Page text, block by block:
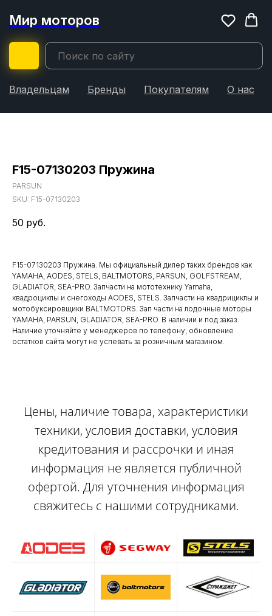
Мир моторов
Владельцам Бренды Покупателям О нас
F15-07130203 Пружина
PARSUN
SKU: F15-07130203
50 руб.
F15-07130203 Пружина. Мы официальный дилер таких брендов как
YAMAHA, AODES, STELS, BALTMOTORS, PARSUN, GOLFSTREAM,
GLADIATOR, SEA-PRO. Запчасти на мототехнику Yamaha,
квадроциклы и снегоходы AODES, STELS. Запчасти на квадрициклы и
мотобуксировщики BALTMOTORS. Зап части на лодочные моторы
YAMAHA, PARSUN, GLADIATOR, SEA-PRO. В наличии и под заказ.
Наличие уточняйте у менеджеров по телефону, обновление
остатков сайта могут не успевать за розничным магазином.
Цены, наличие товара, характеристики
техники, условия доставки, условия
кредитования и рассрочки и иная
информация не является публичной
офертой. Для уточнения информация
свяжитесь с нашими сотрудниками.